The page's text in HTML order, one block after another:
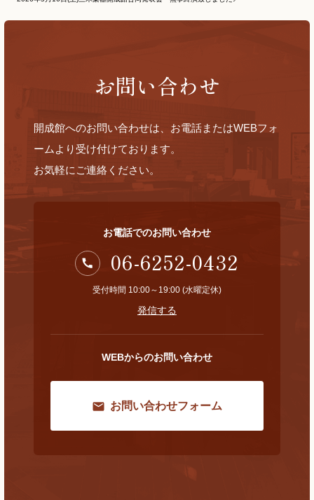
お問い合わせ
開成館へのお問い合わせは、お電話またはWEBフォ
ームより受け付けております。
お気軽にご連絡ください。
お電話でのお問い合わせ
06-6252-0432
受付時間 10:00～19:00 (水曜定休)
発信する
WEBからのお問い合わせ
お問い合わせフォーム